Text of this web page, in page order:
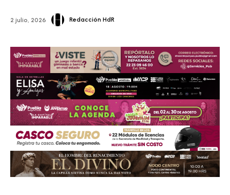
2 julio, 2026 Redacción HdR